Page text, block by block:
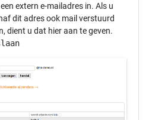
extern e-mailadres in. Als u
dit adres ook mail verstuurd
dient u dat hier aan te geven.